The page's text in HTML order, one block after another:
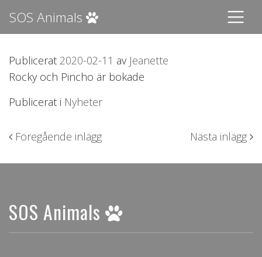
SOS Animals
Publicerat 2020-02-11 av Jeanette
Rocky och Pincho är bokade
Publicerat i Nyheter
Inläggsnavigering
Föregående inlägg Nästa inlägg
SOS Animals